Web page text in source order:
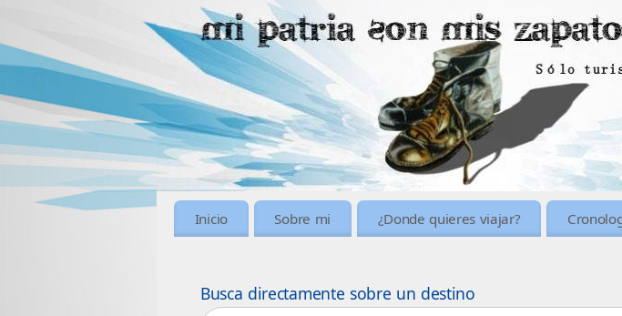
Inicio Sobre mi ¿Donde quieres viajar?
Busca directamente sobre un destino